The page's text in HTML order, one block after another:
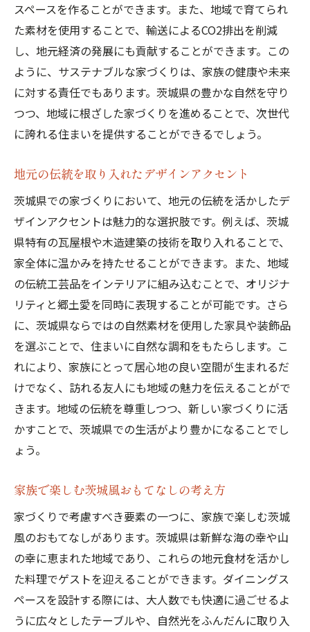
スペースを作ることができます。また、地域で育てられ
た素材を使用することで、輸送によるCO2排出を削減
し、地元経済の発展にも貢献することができます。この
ように、サステナブルな家づくりは、家族の健康や未来
に対する責任でもあります。茨城県の豊かな自然を守り
つつ、地域に根ざした家づくりを進めることで、次世代
に誇れる住まいを提供することができるでしょう。
地元の伝統を取り入れたデザインアクセント
茨城県での家づくりにおいて、地元の伝統を活かしたデ
ザインアクセントは魅力的な選択肢です。例えば、茨城
県特有の瓦屋根や木造建築の技術を取り入れることで、
家全体に温かみを持たせることができます。また、地域
の伝統工芸品をインテリアに組み込むことで、オリジナ
リティと郷土愛を同時に表現することが可能です。さら
に、茨城県ならではの自然素材を使用した家具や装飾品
を選ぶことで、住まいに自然な調和をもたらします。こ
れにより、家族にとって居心地の良い空間が生まれるだ
けでなく、訪れる友人にも地域の魅力を伝えることがで
きます。地域の伝統を尊重しつつ、新しい家づくりに活
かすことで、茨城県での生活がより豊かになることでし
ょう。
家族で楽しむ茨城風おもてなしの考え方
家づくりで考慮すべき要素の一つに、家族で楽しむ茨城
風のおもてなしがあります。茨城県は新鮮な海の幸や山
の幸に恵まれた地域であり、これらの地元食材を活かし
た料理でゲストを迎えることができます。ダイニングス
ペースを設計する際には、大人数でも快適に過ごせるよ
うに広々としたテーブルや、自然光をふんだんに取り入